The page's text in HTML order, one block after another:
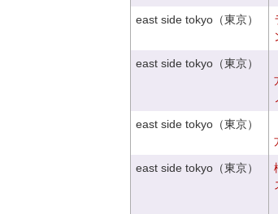
east side tokyo（東京）
east side tokyo（東京）
east side tokyo（東京）
east side tokyo（東京）